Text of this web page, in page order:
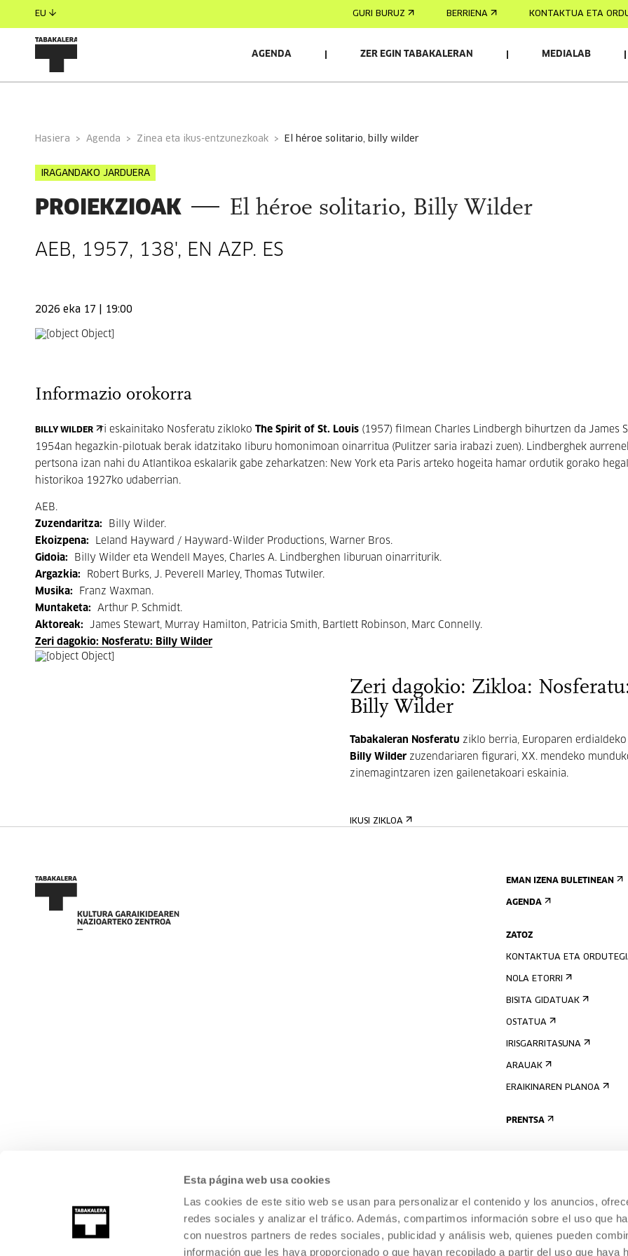
Esta página web usa cookies
Las cookies de este sitio web se usan para personalizar el contenido y los anuncios,
redes sociales y analizar el tráfico. Además, compartimos información sobre el uso que
con nuestros partners de redes sociales, publicidad y análisis web, quienes pueden
información que les haya proporcionado o que hayan recopilado a partir del uso que haya
EU GURI BURUZ BERRIENA KONTAKTUA ETA
AGENDA ZER EGIN TABAKALERAN MEDIALAB
Hasiera Agenda Zinea eta ikus-entzunezkoak el héroe solitario, billy wilder
IRAGANDAKO JARDUERA
PROIEKZIOAK El héroe solitario, Billy Wilder
AEB, 1957, 138', EN AZP. ES
2026 eka 17 | 19:00
Informazio orokorra
BILLY WILDER ri eskainitako Nosferatu zikloko The Spirit of St. Louis (1957) filmean Charles Lindbergh bihurtzen da James
1954an hegazkin-pilotuak berak idatzitako liburu homonimoan oinarritua (Pulitzer saria irabazi zuen). Lindberghek
pertsona izan nahi du Atlantikoa eskalarik gabe zeharkatzen: New York eta Paris arteko hogeita hamar ordutik gorako
historikoa 1927ko udaberrian.
AEB.
Zuzendaritza:
Billy Wilder.
Ekoizpena:
Leland Hayward / Hayward-Wilder Productions, Warner Bros.
Gidoia:
Billy Wilder eta Wendell Mayes, Charles A. Lindberghen liburuan oinarriturik.
Argazkia:
Robert Burks, J. Peverell Marley, Thomas Tutwiler.
Musika:
Franz Waxman.
Muntaketa:
Arthur P. Schmidt.
Aktoreak:
James Stewart, Murray Hamilton, Patricia Smith, Bartlett Robinson, Marc Connelly.
Zeri dagokio: Nosferatu: Billy Wilder
Zeri dagokio: Zikloa:
Billy Wilder
Tabakaleran Nosferatu ziklo berria, Europaren erdialdeko
Billy Wilderzuzendariaren figurari, XX. mendeko
zinemagintzaren izen gailenetakoari eskainia.
IKUSI ZIKLOA
EMAN IZENA BULETINEAN
AGENDA
ZATOZ
KONTAKTUA ETA
NOLA ETORRI
BISITA GIDATUAK
OSTATUA
IRISGARRITASUNA
ARAUAK
ERAIKINAREN PLANOA
PRENTSA